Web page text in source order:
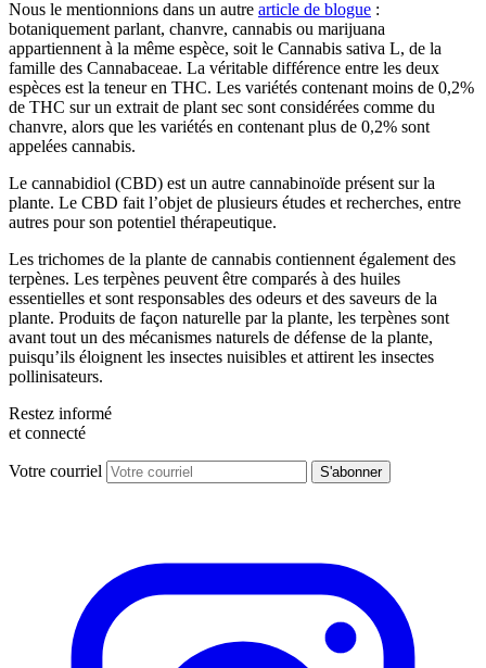
Nous le mentionnions dans un autre article de blogue :
botaniquement parlant, chanvre, cannabis ou marijuana
appartiennent à la même espèce, soit le Cannabis sativa L, de la
famille des Cannabaceae. La véritable différence entre les deux
espèces est la teneur en THC. Les variétés contenant moins de 0,2%
de THC sur un extrait de plant sec sont considérées comme du
chanvre, alors que les variétés en contenant plus de 0,2% sont
appelées cannabis.
Le cannabidiol (CBD) est un autre cannabinoïde présent sur la
plante. Le CBD fait l’objet de plusieurs études et recherches, entre
autres pour son potentiel thérapeutique.
Les trichomes de la plante de cannabis contiennent également des
terpènes. Les terpènes peuvent être comparés à des huiles
essentielles et sont responsables des odeurs et des saveurs de la
plante. Produits de façon naturelle par la plante, les terpènes sont
avant tout un des mécanismes naturels de défense de la plante,
puisqu’ils éloignent les insectes nuisibles et attirent les insectes
pollinisateurs.
Restez informé
et connecté
Votre courriel S'abonner